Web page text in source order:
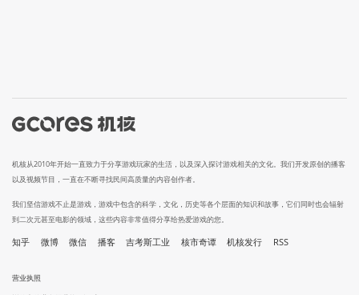
机核从2010年开始一直致力于分享游戏玩家的生活，以及深入探讨游戏相关的文化。我们开发原创的播客
以及视频节目，一直在不断寻找民间高质量的内容创作者。
我们坚信游戏不止是游戏，游戏中包含的科学，文化，历史等各个层面的知识和故事，它们同时也会辐射
到二次元甚至电影的领域，这些内容非常值得分享给热爱游戏的您。
知乎 微博 微信 播客 吉考斯工业 核市奇谭 机核发行 RSS
营业执照